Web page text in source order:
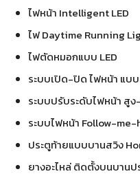
ไฟหน้า Intelligent LED
ไฟ Daytime Running
ไฟตัดหมอกแบบ LED
ระบบเปิด-ปิด ไฟหน้า แบ
ระบบปรับระดับไฟหน้า สู
ระบบไฟหน้า Follow-me-
ประตูท้ายแบบบานสวิง
ยางอะไหล่ ติดตั้งบนบานป